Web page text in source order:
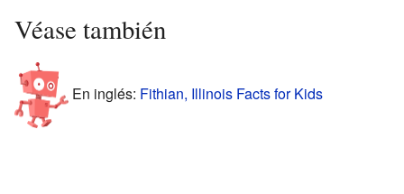
Véase también
En inglés: Fithian, Illinois Facts for Kids